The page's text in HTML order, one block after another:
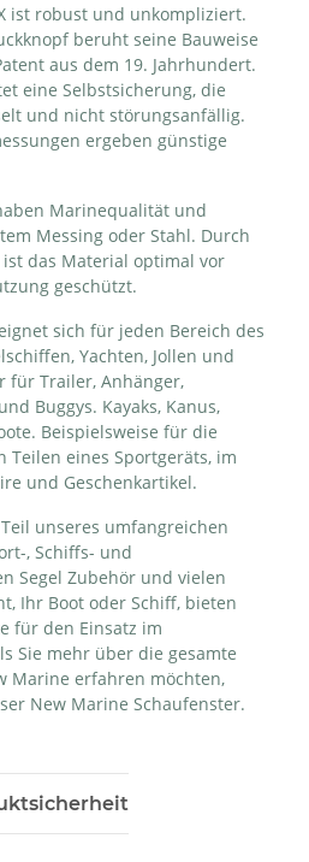
ist robust und unkompliziert.
beruht seine Bauweise
aus dem 19. Jahrhundert.
eine Selbstsicherung, die
und nicht störungsanfällig.
ergeben günstige
Marinequalität und
Messing oder Stahl. Durch
das Material optimal vor
geschützt.
sich für jeden Bereich des
Yachten, Jollen und
für Trailer, Anhänger,
Buggys. Kayaks, Kanus,
Beispielsweise für die
Teilen eines Sportgeräts, im
und Geschenkartikel.
unseres umfangreichen
, Schiffs- und
Segel Zubehör und vielen
Ihr Boot oder Schiff, bieten
für den Einsatz im
Sie mehr über die gesamte
Marine erfahren möchten,
New Marine Schaufenster.